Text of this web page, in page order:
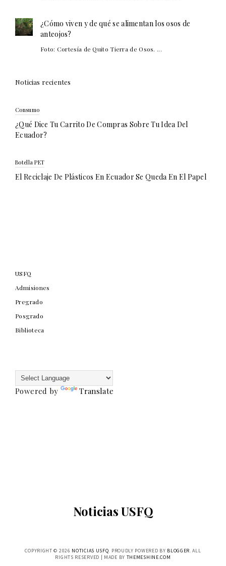
¿Cómo viven y de qué se alimentan los osos de
anteojos?
Foto: Cortesía de Quito Tierra de Osos. ...
Noticias recientes
Consumo
¿Qué Dice Tu Carrito De Compras Sobre Tu Idea Del
Ecuador?
Botella PET
El Reciclaje De Plásticos En Ecuador Se Queda En El Papel
USFQ
Admisiones
Pregrado
Posgrado
Biblioteca
Powered by Translate
Noticias USFQ
COPYRIGHT © 2026 NOTICIAS USFQ. PROUDLY POWERED BY BLOGGER. ALL
RIGHTS RESERVED | MADE BY THEMESHINE.COM